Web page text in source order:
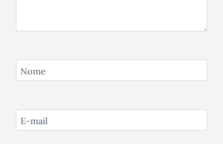
Nome
E-mail